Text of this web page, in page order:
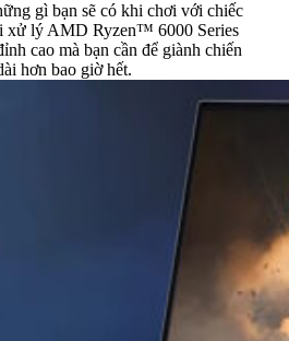
gì bạn sẽ có khi chơi với chiếc
xử lý AMD Ryzen™ 6000 Series
cao mà bạn cần để giành chiến
hơn bao giờ hết.